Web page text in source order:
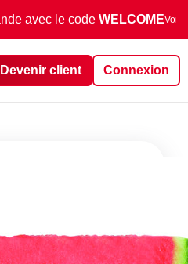
avec le code WELCOMEVoir
Devenir client Connexion